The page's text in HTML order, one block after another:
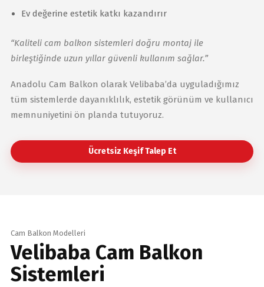
Ev değerine estetik katkı kazandırır
“Kaliteli cam balkon sistemleri doğru montaj ile
birleştiğinde uzun yıllar güvenli kullanım sağlar.”
Anadolu Cam Balkon olarak Velibaba’da uyguladığımız
tüm sistemlerde dayanıklılık, estetik görünüm ve kullanıcı
memnuniyetini ön planda tutuyoruz.
Ücretsiz Keşif Talep Et
Cam Balkon Modelleri
Velibaba Cam Balkon
Sistemleri